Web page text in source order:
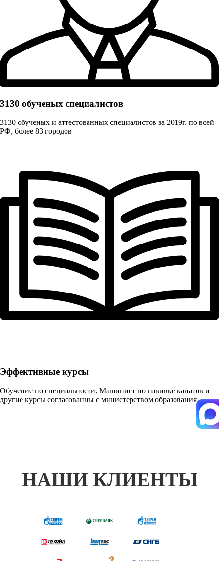
3130 обученых cпециалистов
3130 обученых и аттестованных специалистов за 2019г. по всей
РФ, более 83 городов
Эффективные курсы
Обучение по специальности: Машинист по навивке канатов и
другие курсы согласованны с министерством образования
НАШИ КЛИЕНТЫ